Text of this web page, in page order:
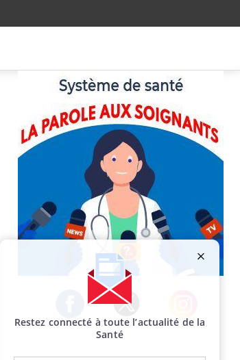
Facebook Twitter Instagram
Restez connecté à toute l’actualité de la
Santé